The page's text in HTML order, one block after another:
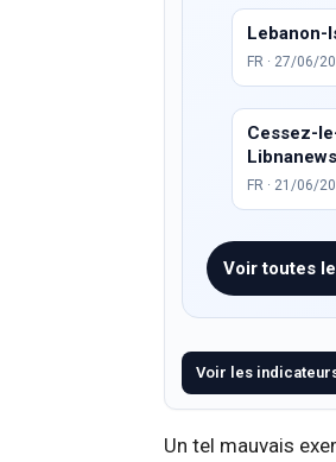
Lebanon-
FR · 27/06/
Cessez-
Libnanews
FR · 21/06/
Voir toutes
Voir les
Un tel mauvais